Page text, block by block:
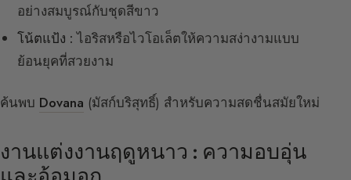
อย่างสมบูรณ์กับชุดสีขาว
โน้ตแป้ง : ไอริสหรือไวโอเล็ตให้ความสง่างามแบบ
ย้อนยุคที่สวยงาม
ค้นพบ Dovana (มัสก์บริสุทธิ์) สำหรับความสดชื่นสมัยใหม่
งานแต่งงานฤดูหนาว : ความอบอุ่น